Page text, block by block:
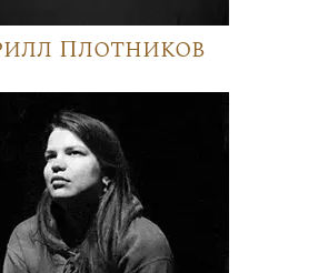
Плотников